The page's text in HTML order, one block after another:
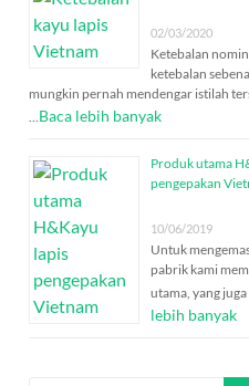
02/03/2020
Ketebalan
ketebalan
mungkin pernah mendengar istilah
…Baca lebih banyak
Produk utama
pengepakan
10/06/2019
Untuk
pabrik kami
utama, yang
lebih banyak